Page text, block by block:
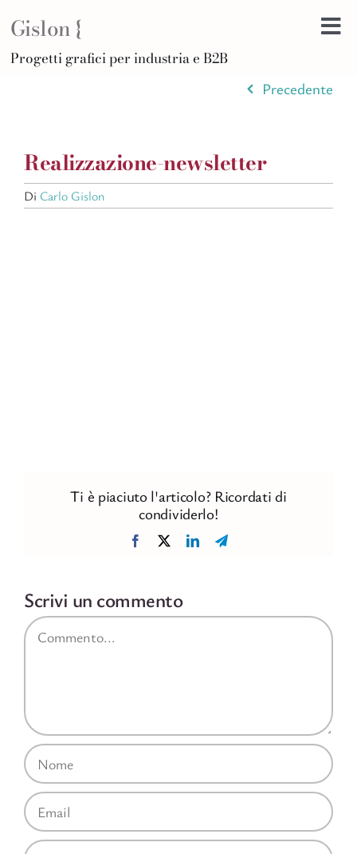
Gislon {
Progetti grafici per industria e B2B
Precedente
Realizzazione-newsletter
Di Carlo Gislon
Ti è piaciuto l'articolo? Ricordati di
condividerlo!
Facebook LinkedInTelegram
Scrivi un commento
Commento